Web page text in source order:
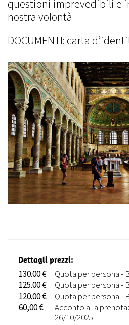
questioni imprevedibili e
nostra volontà
DOCUMENTI: carta
Dettagli prezzi:
130.00 €
Quota per persona -
125.00 €
Quota per persona -
120.00 €
Quota per persona -
60,00 €
Acconto alla
26/10/2025